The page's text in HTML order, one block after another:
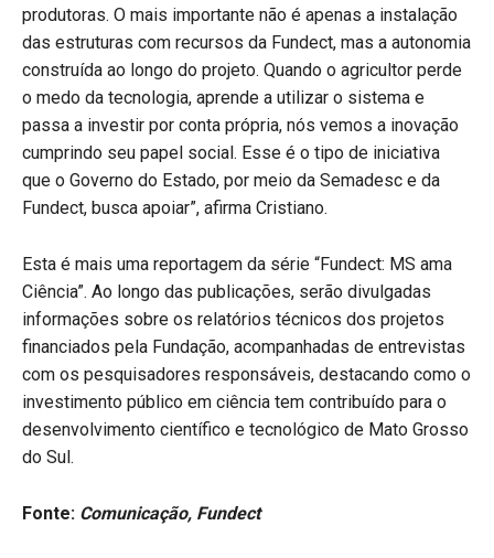
produtoras. O mais importante não é apenas a instalação
das estruturas com recursos da Fundect, mas a autonomia
construída ao longo do projeto. Quando o agricultor perde
o medo da tecnologia, aprende a utilizar o sistema e
passa a investir por conta própria, nós vemos a inovação
cumprindo seu papel social. Esse é o tipo de iniciativa
que o Governo do Estado, por meio da Semadesc e da
Fundect, busca apoiar”, afirma Cristiano.
Esta é mais uma reportagem da série “Fundect: MS ama
Ciência”. Ao longo das publicações, serão divulgadas
informações sobre os relatórios técnicos dos projetos
financiados pela Fundação, acompanhadas de entrevistas
com os pesquisadores responsáveis, destacando como o
investimento público em ciência tem contribuído para o
desenvolvimento científico e tecnológico de Mato Grosso
do Sul.
Fonte: Comunicação, Fundect